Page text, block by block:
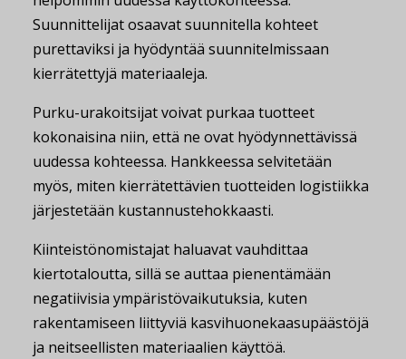
Suunnittelijat osaavat suunnitella kohteet
purettaviksi ja hyödyntää suunnitelmissaan
kierrätettyjä materiaaleja.
Purku-urakoitsijat voivat purkaa tuotteet
kokonaisina niin, että ne ovat hyödynnettävissä
uudessa kohteessa. Hankkeessa selvitetään
myös, miten kierrätettävien tuotteiden logistiikka
järjestetään kustannustehokkaasti.
Kiinteistönomistajat haluavat vauhdittaa
kiertotaloutta, sillä se auttaa pienentämään
negatiivisia ympäristövaikutuksia, kuten
rakentamiseen liittyviä kasvihuonekaasupäästöjä
ja neitseellisten materiaalien käyttöä.